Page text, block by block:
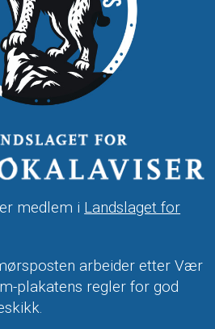
medlem i Landslaget for
arbeider etter Vær
plakatens regler for god